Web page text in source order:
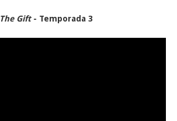
The Gift- Temporada 3